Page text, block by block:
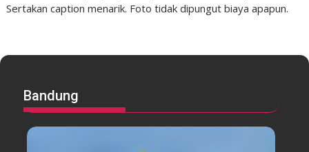
Sertakan caption menarik. Foto tidak dipungut biaya apapun.
Bandung